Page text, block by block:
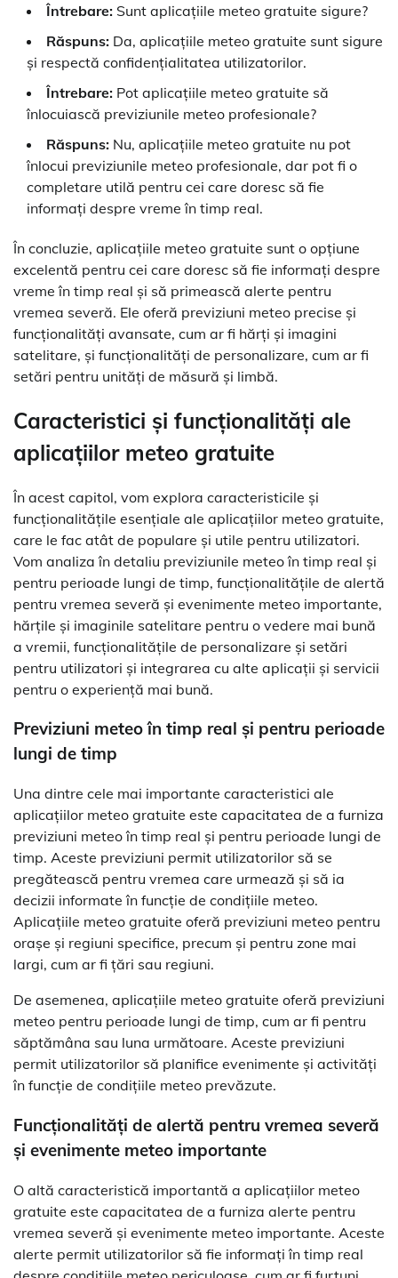
Întrebare: Sunt aplicațiile meteo gratuite sigure?
Răspuns: Da, aplicațiile meteo gratuite sunt sigure
și respectă confidențialitatea utilizatorilor.
Întrebare: Pot aplicațiile meteo gratuite să
înlocuiască previziunile meteo profesionale?
Răspuns: Nu, aplicațiile meteo gratuite nu pot
înlocui previziunile meteo profesionale, dar pot fi o
completare utilă pentru cei care doresc să fie
informați despre vreme în timp real.
În concluzie, aplicațiile meteo gratuite sunt o opțiune
excelentă pentru cei care doresc să fie informați despre
vreme în timp real și să primească alerte pentru
vremea severă. Ele oferă previziuni meteo precise și
funcționalități avansate, cum ar fi hărți și imagini
satelitare, și funcționalități de personalizare, cum ar fi
setări pentru unități de măsură și limbă.
Caracteristici și funcționalități ale
aplicațiilor meteo gratuite
În acest capitol, vom explora caracteristicile și
funcționalitățile esențiale ale aplicațiilor meteo gratuite,
care le fac atât de populare și utile pentru utilizatori.
Vom analiza în detaliu previziunile meteo în timp real și
pentru perioade lungi de timp, funcționalitățile de alertă
pentru vremea severă și evenimente meteo importante,
hărțile și imaginile satelitare pentru o vedere mai bună
a vremii, funcționalitățile de personalizare și setări
pentru utilizatori și integrarea cu alte aplicații și servicii
pentru o experiență mai bună.
Previziuni meteo în timp real și pentru perioade
lungi de timp
Una dintre cele mai importante caracteristici ale
aplicațiilor meteo gratuite este capacitatea de a furniza
previziuni meteo în timp real și pentru perioade lungi de
timp. Aceste previziuni permit utilizatorilor să se
pregătească pentru vremea care urmează și să ia
decizii informate în funcție de condițiile meteo.
Aplicațiile meteo gratuite oferă previziuni meteo pentru
orașe și regiuni specifice, precum și pentru zone mai
largi, cum ar fi țări sau regiuni.
De asemenea, aplicațiile meteo gratuite oferă previziuni
meteo pentru perioade lungi de timp, cum ar fi pentru
săptămâna sau luna următoare. Aceste previziuni
permit utilizatorilor să planifice evenimente și activități
în funcție de condițiile meteo prevăzute.
Funcționalități de alertă pentru vremea severă
și evenimente meteo importante
O altă caracteristică importantă a aplicațiilor meteo
gratuite este capacitatea de a furniza alerte pentru
vremea severă și evenimente meteo importante. Aceste
alerte permit utilizatorilor să fie informați în timp real